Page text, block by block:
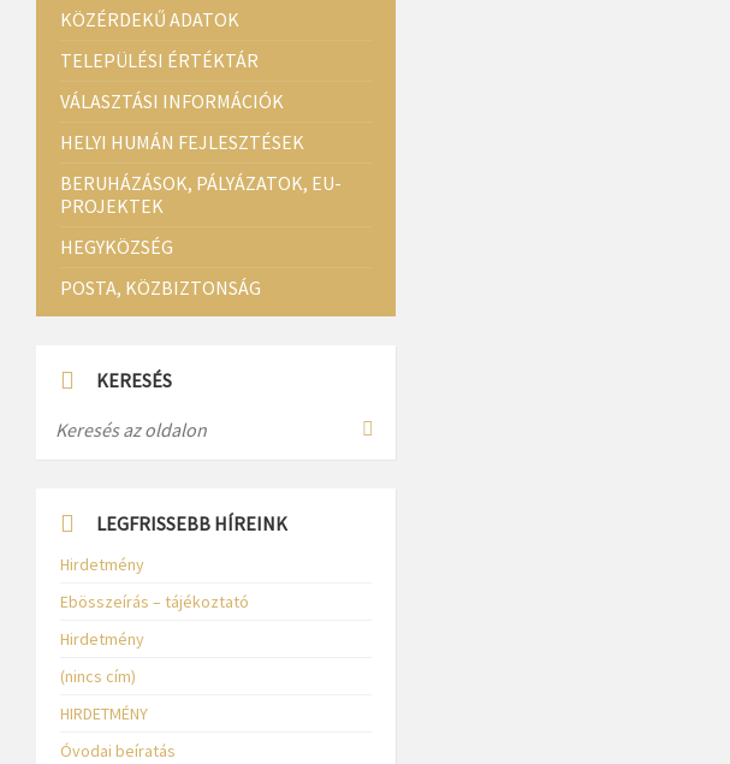
KÖZÉRDEKŰ ADATOK
TELEPÜLÉSI ÉRTÉKTÁR
VÁLASZTÁSI INFORMÁCIÓK
HELYI HUMÁN FEJLESZTÉSEK
BERUHÁZÁSOK, PÁLYÁZATOK, EU-
PROJEKTEK
HEGYKÖZSÉG
POSTA, KÖZBIZTONSÁG
KERESÉS
LEGFRISSEBB HÍREINK
Hirdetmény
Ebösszeírás – tájékoztató
Hirdetmény
(nincs cím)
HIRDETMÉNY
Óvodai beíratás